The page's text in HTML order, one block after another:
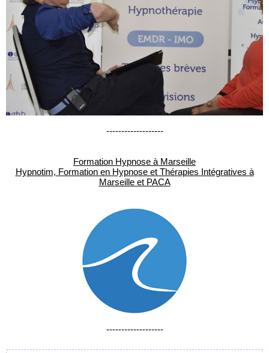
-------------------
Formation Hypnose à Marseille
Hypnotim, Formation en Hypnose et Thérapies Intégratives à
Marseille et PACA
-------------------